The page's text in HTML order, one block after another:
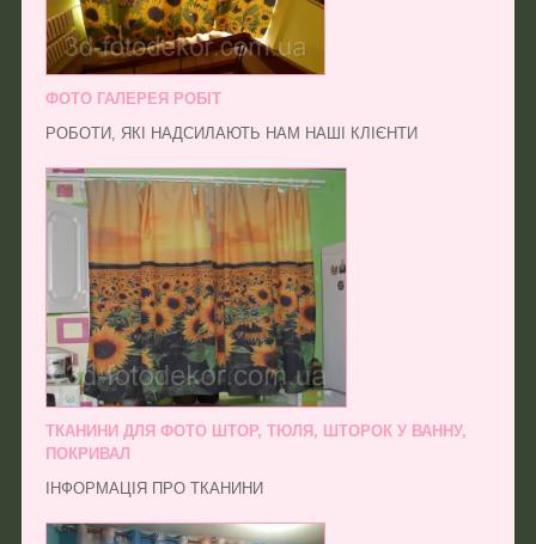
ФОТО ГАЛЕРЕЯ РОБІТ
РОБОТИ, ЯКІ НАДСИЛАЮТЬ НАМ НАШІ КЛІЄНТИ
ТКАНИНИ ДЛЯ ФОТО ШТОР, ТЮЛЯ, ШТОРОК У ВАННУ,
ПОКРИВАЛ
ІНФОРМАЦІЯ ПРО ТКАНИНИ